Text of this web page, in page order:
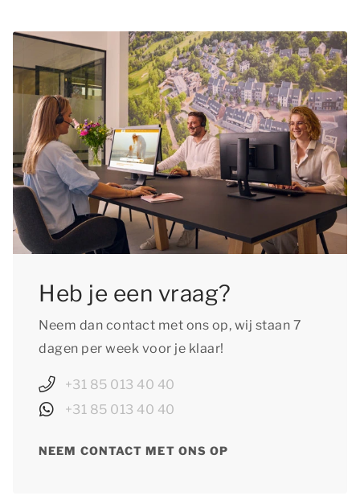
Heb je een vraag?
Neem dan contact met ons op, wij staan 7
dagen per week voor je klaar!
+31 85 013 40 40
+31 85 013 40 40
NEEM CONTACT MET ONS OP